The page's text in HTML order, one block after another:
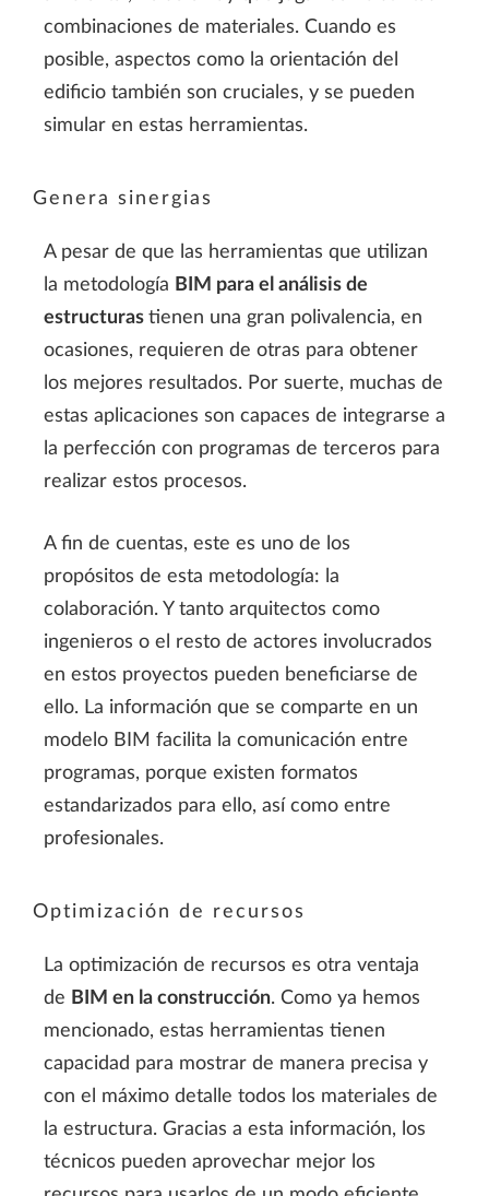
combinaciones de materiales. Cuando es
posible, aspectos como la orientación del
edificio también son cruciales, y se pueden
simular en estas herramientas.
Genera sinergias
A pesar de que las herramientas que utilizan
la metodología BIM para el análisis de
estructuras tienen una gran polivalencia, en
ocasiones, requieren de otras para obtener
los mejores resultados. Por suerte, muchas de
estas aplicaciones son capaces de integrarse a
la perfección con programas de terceros para
realizar estos procesos.
A fin de cuentas, este es uno de los
propósitos de esta metodología: la
colaboración. Y tanto arquitectos como
ingenieros o el resto de actores involucrados
en estos proyectos pueden beneficiarse de
ello. La información que se comparte en un
modelo BIM facilita la comunicación entre
programas, porque existen formatos
estandarizados para ello, así como entre
profesionales.
Optimización de recursos
La optimización de recursos es otra ventaja
de BIM en la construcción. Como ya hemos
mencionado, estas herramientas tienen
capacidad para mostrar de manera precisa y
con el máximo detalle todos los materiales de
la estructura. Gracias a esta información, los
técnicos pueden aprovechar mejor los